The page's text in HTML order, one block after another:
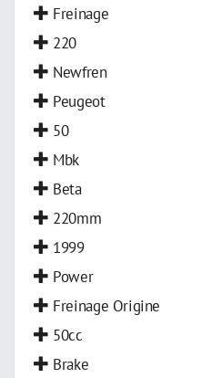
Freinage
220
Newfren
Peugeot
50
Mbk
Beta
220mm
1999
Power
Freinage Origine
50cc
Brake